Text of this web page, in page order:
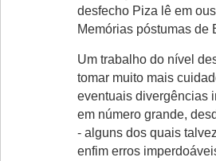
desfecho Piza lê em
Memórias póstumas de
Um trabalho do nível
tomar muito mais
eventuais divergências
em número grande,
- alguns dos quais
enfim erros